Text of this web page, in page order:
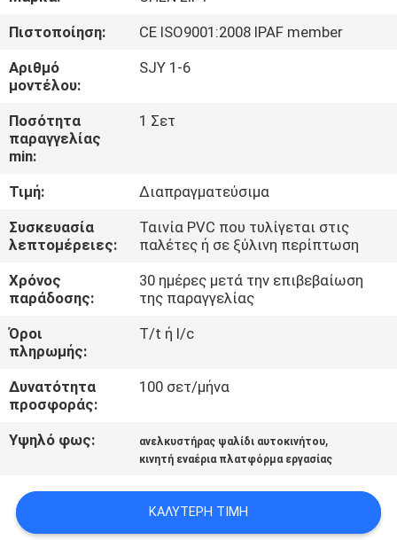
ΕΠΙΣΚΈΨΕΙΣ
ΣΤΟ
ΕΡΓΟΣΤΆΣΙΟ
ΈΛΕΓΧΟΣ
ΠΟΙΌΤΗΤΑΣ
ΕΠΙΚΟΙΝΩΝΉΣΤΕ
ΜΑΖΊ
ΜΑΣ
ΕΙΔΉΣΕΙΣ
ΖΗΤΉΣΤΕ
ΜΙΑ
SITEMAP
Πιστοποίηση:
CE ISO9001:2008 IPAF member
Αριθμό
μοντέλου:
SJY 1-6
Ποσότητα
παραγγελίας
min:
1 Σετ
Τιμή:
Διαπραγματεύσιμα
Συσκευασία
λεπτομέρειες:
Ταινία PVC που τυλίγεται στις
παλέτες ή σε ξύλινη περίπτωση
Χρόνος
παράδοσης:
30 ημέρες μετά την επιβεβαίωση
της παραγγελίας
Όροι
πληρωμής:
T/t ή l/c
Δυνατότητα
προσφοράς:
100 σετ/μήνα
Υψηλό φως: ανελκυστήρας ψαλίδι αυτοκινήτου,
κινητή εναέρια πλατφόρμα εργασίας
ΚΑΛΎΤΕΡΗ ΤΙΜΉ